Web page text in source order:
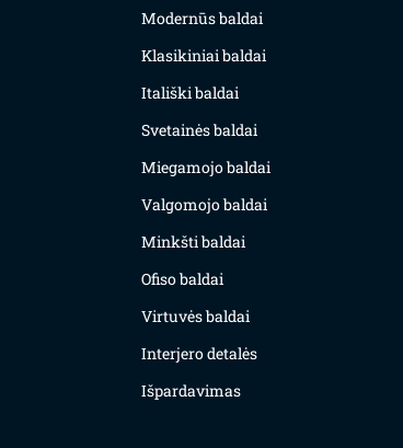
Modernūs baldai
Klasikiniai baldai
Itališki baldai
Svetainės baldai
Miegamojo baldai
Valgomojo baldai
Minkšti baldai
Ofiso baldai
Virtuvės baldai
Interjero detalės
Išpardavimas